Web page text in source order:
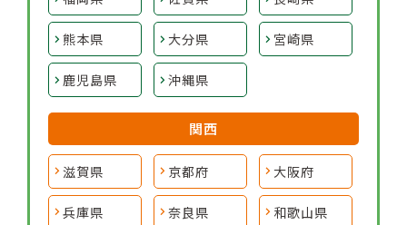
熊本県 大分県 宮崎県
鹿児島県 沖縄県
関西
滋賀県 京都府 大阪府
兵庫県 奈良県 和歌山県